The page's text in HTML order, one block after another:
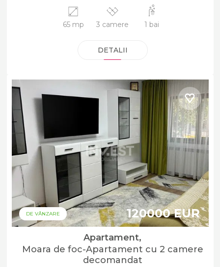
65 mp 3 camere 1 bai
DETALII
DE VÂNZARE 120000 EUR
Apartament,
Moara de foc-Apartament cu 2 camere
decomandat